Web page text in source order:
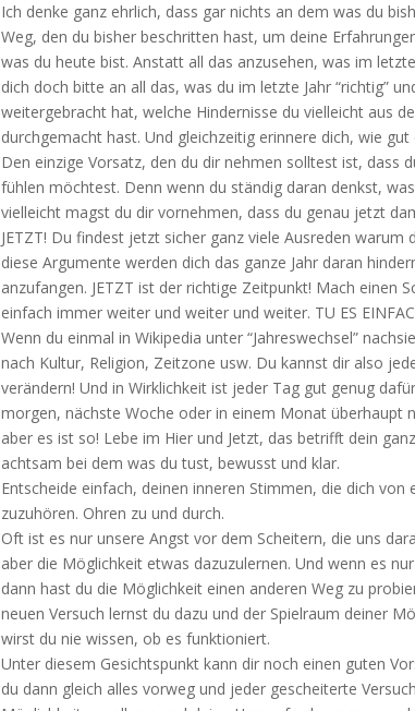
Ich denke ganz ehrlich, dass gar nichts an dem was du
Weg, den du bisher beschritten hast, um deine
was du heute bist. Anstatt all das anzusehen, was im
dich doch bitte an all das, was du im letzte Jahr “richtig”
weitergebracht hat, welche Hindernisse du vielleicht aus
durchgemacht hast. Und gleichzeitig erinnere dich, wie
Den einzige Vorsatz, den du dir nehmen solltest ist, dass
fühlen möchtest. Denn wenn du ständig daran denkst,
vielleicht magst du dir vornehmen, dass du genau jetzt
JETZT! Du findest jetzt sicher ganz viele Ausreden
diese Argumente werden dich das ganze Jahr daran
anzufangen. JETZT ist der richtige Zeitpunkt! Mach einen
einfach immer weiter und weiter und weiter. TU ES
Wenn du einmal in Wikipedia unter “Jahreswechsel”
nach Kultur, Religion, Zeitzone usw. Du kannst dir also
verändern! Und in Wirklichkeit ist jeder Tag gut genug
morgen, nächste Woche oder in einem Monat überhaupt
aber es ist so! Lebe im Hier und Jetzt, das betrifft dein
achtsam bei dem was du tust, bewusst und klar.
Entscheide einfach, deinen inneren Stimmen, die dich
zuzuhören. Ohren zu und durch.
Oft ist es nur unsere Angst vor dem Scheitern, die uns
aber die Möglichkeit etwas dazuzulernen. Und wenn es
dann hast du die Möglichkeit einen anderen Weg zu
neuen Versuch lernst du dazu und der Spielraum deiner
wirst du nie wissen, ob es funktioniert.
Unter diesem Gesichtspunkt kann dir noch einen guten
du dann gleich alles vorweg und jeder gescheiterte